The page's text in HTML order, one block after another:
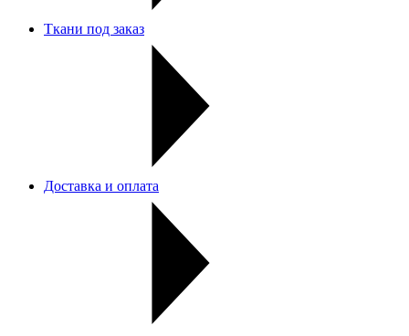
Ткани под заказ
Доставка и оплата